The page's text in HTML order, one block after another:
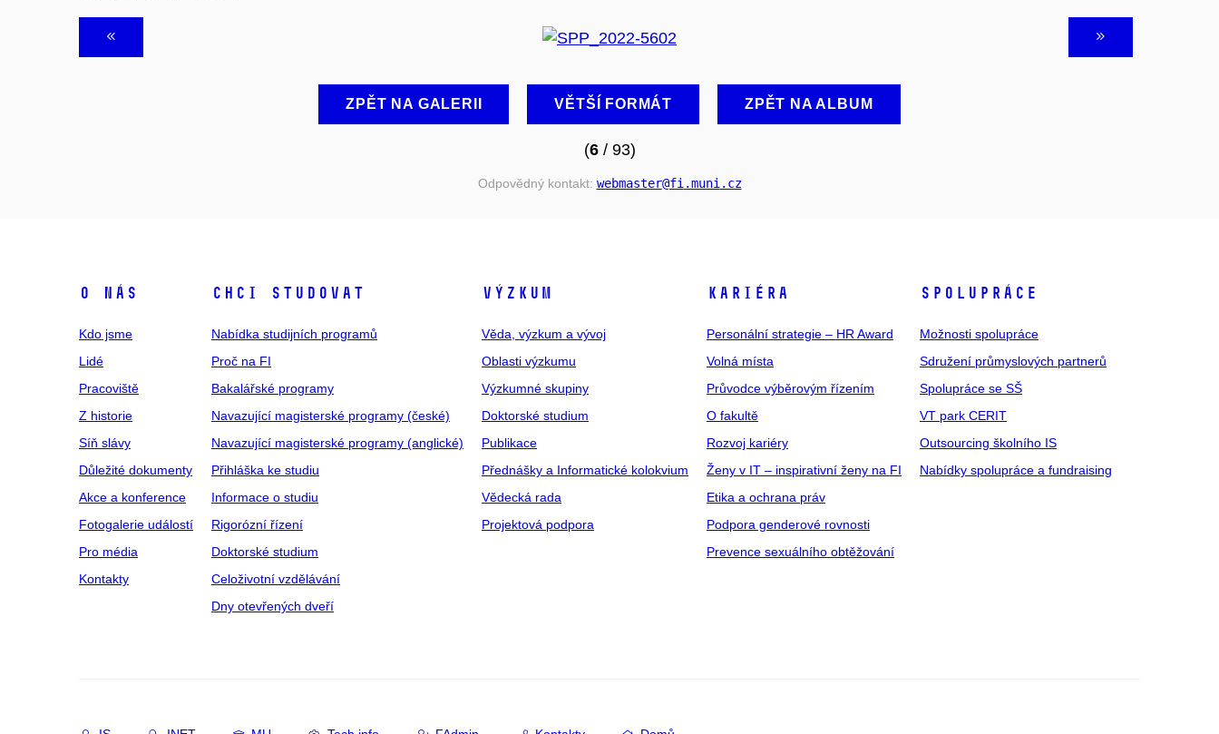
ZPĚT NA GALERII VĚTŠÍ FORMÁT ZPĚT NA ALBUM
(6/ 93)
Odpovědný kontakt: webmaster@fi .muni .cz
O NÁS
Kdo jsme
Lidé
Pracoviště
Z historie
Síň slávy
Důležité dokumenty
Akce a konference
Fotogalerie událostí
Pro média
Kontakty
CHCI STUDOVAT
Nabídka studijních programů
Proč na FI
Bakalářské programy
Navazující magisterské programy (české)
Navazující magisterské programy (anglické)
Přihláška ke studiu
Informace o studiu
Rigorózní řízení
Doktorské studium
Celoživotní vzdělávání
Dny otevřených dveří
VÝZKUM
Věda, výzkum a vývoj
Oblasti výzkumu
Výzkumné skupiny
Doktorské studium
Publikace
Přednášky a Informatické kolokvium
Vědecká rada
Projektová podpora
KARIÉRA
Personální strategie – HR Award
Volná místa
Průvodce výběrovým řízením
O fakultě
Rozvoj kariéry
Ženy v IT – inspirativní ženy na FI
Etika a ochrana práv
Podpora genderové rovnosti
Prevence sexuálního obtěžování
SPOLUPRÁCE
Možnosti spolupráce
Sdružení průmyslových partnerů
Spolupráce se SŠ
VT park CERIT
Outsourcing školního IS
Nabídky spolupráce a fundraising